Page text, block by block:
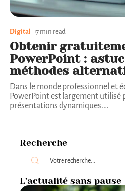
Digital 7 min read
Obtenir
PowerPoint :
méthodes
Dans le monde professionnel et
PowerPoint est largement utilisé
présentations dynamiques.…
Recherche
L’actualité sans pause